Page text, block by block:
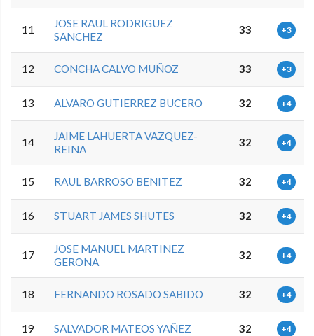
11
JOSE RAUL RODRIGUEZ
SANCHEZ
33 +3
12 CONCHA CALVO MUÑOZ 33 +3
13 ALVARO GUTIERREZ BUCERO 32 +4
14
JAIME LAHUERTA VAZQUEZ-
REINA
32 +4
15 RAUL BARROSO BENITEZ 32 +4
16 STUART JAMES SHUTES 32 +4
17
JOSE MANUEL MARTINEZ
GERONA
32 +4
18 FERNANDO ROSADO SABIDO 32 +4
19 SALVADOR MATEOS YAÑEZ 32 +4